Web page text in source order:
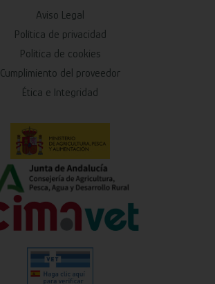
Aviso Legal
Política de privacidad
Política de cookies
Cumplimiento del proveedor
Ética e Integridad